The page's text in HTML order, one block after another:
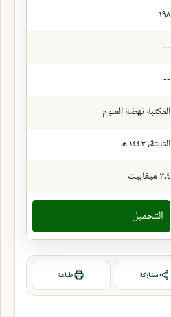
١٩٨
--
--
المكتبة نهضة العلوم
الثالثة، ١٤٤٣ ھ
٣،٤ ميغابيت
التحميل
مشاركة طباعة